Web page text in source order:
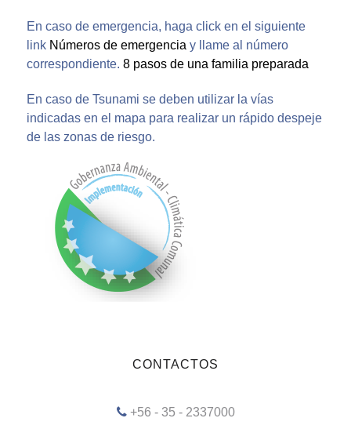
En caso de emergencia, haga click en el siguiente
link Números de emergencia y llame al número
correspondiente. 8 pasos de una familia preparada
En caso de Tsunami se deben utilizar la vías
indicadas en el mapa para realizar un rápido despeje
de las zonas de riesgo.
CONTACTOS
+56 - 35 - 2337000